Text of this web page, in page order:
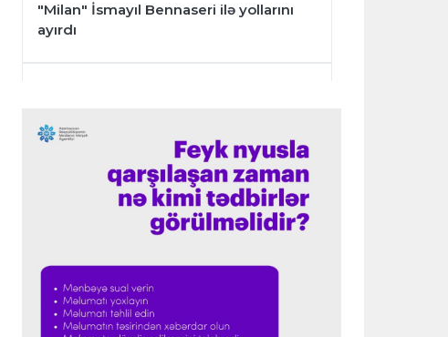
"Milan" İsmayıl Bennaseri ilə yollarını
ayırdı
federasiyalarından İnfantinoya dəstək
23:36 07.08.2026
"Formula 1" pilotlarının 2026-cı il
Transfer 23:32 07.08.2026
"Kristal Pelas" Takehiro Tomiyasunu